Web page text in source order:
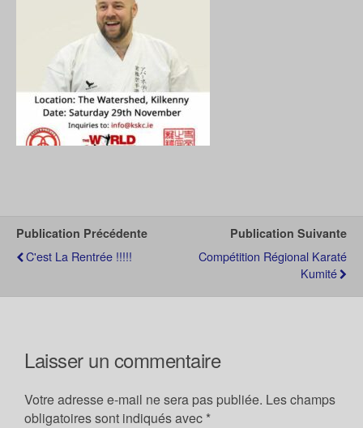
Publication Précédente
C'est La Rentrée !!!!!
Publication Suivante
Compétition Régional Karaté
Kumité
Laisser un commentaire
Votre adresse e-mail ne sera pas publiée. Les champs
obligatoires sont indiqués avec *